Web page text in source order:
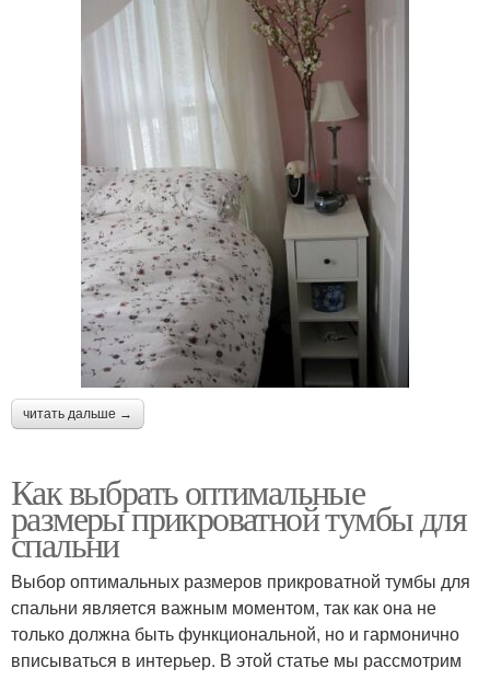
читать дальше →
Как выбрать оптимальные
размеры прикроватной тумбы для
спальни
Выбор оптимальных размеров прикроватной тумбы для
спальни является важным моментом, так как она не
только должна быть функциональной, но и гармонично
вписываться в интерьер. В этой статье мы рассмотрим